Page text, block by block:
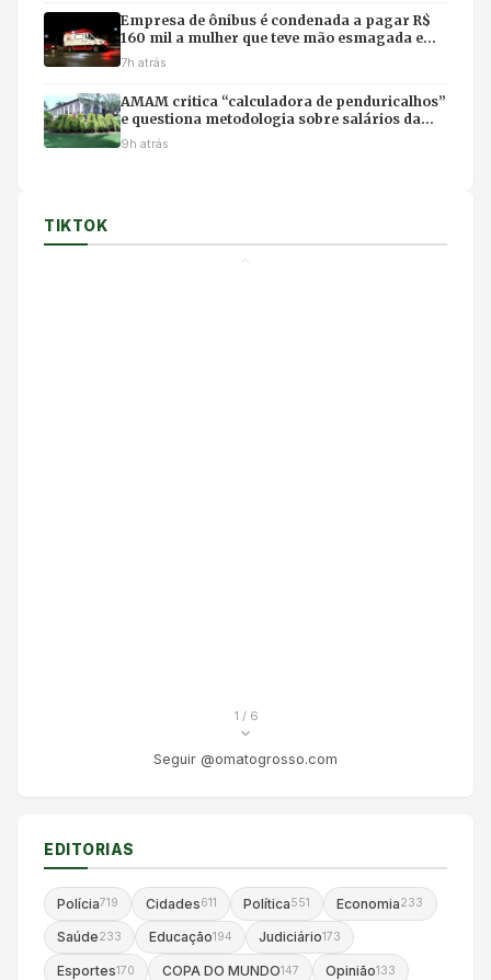
Empresa de ônibus é condenada a pagar R$
160 mil a mulher que teve mão esmagada em
acidente
7h atrás
AMAM critica “calculadora de penduricalhos”
e questiona metodologia sobre salários da
magistratura
9h atrás
TIKTOK
1 / 6
Seguir @omatogrosso.com
EDITORIAS
Polícia719 Cidades611 Política551 Economia233
Saúde233 Educação194 Judiciário173
Esportes170 COPA DO MUNDO147 Opinião133